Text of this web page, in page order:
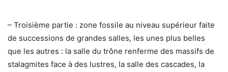
– Troisième partie : zone fossile au niveau supérieur faite
de successions de grandes salles, les unes plus belles
que les autres : la salle du trône renferme des massifs de
stalagmites face à des lustres, la salle des cascades, la